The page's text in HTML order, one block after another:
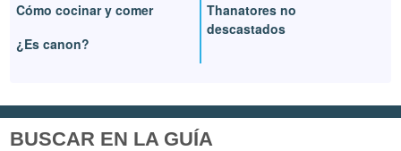
Cómo cocinar y comer
¿Es canon?
Thanatores no
descastados
BUSCAR EN LA GUÍA